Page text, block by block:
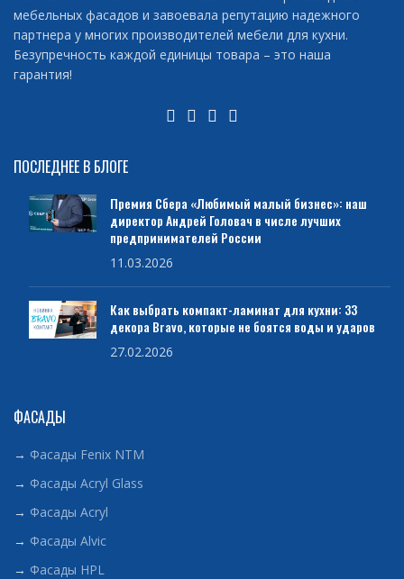
мебельных фасадов и завоевала репутацию надежного
партнера у многих производителей мебели для кухни.
Безупречность каждой единицы товара – это наша
гарантия!
ПОСЛЕДНЕЕ В БЛОГЕ
Премия Сбера «Любимый малый бизнес»: наш
директор Андрей Головач в числе лучших
предпринимателей России
11.03.2026
Как выбрать компакт-ламинат для кухни: 33
декора Bravo, которые не боятся воды и ударов
27.02.2026
ФАСАДЫ
→ Фасады Fenix NTM
→ Фасады Acryl Glass
→ Фасады Acryl
→ Фасады Alvic
→ Фасады HPL